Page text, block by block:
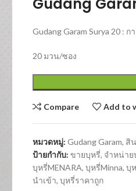
Gudang Garam Surya 20 :
20 มวน/ซอง
Compare Add to
หมวดหมู่: Gudang Garam, สิ
ป้ายกำกับ: ขายบุหรี่, จำหน่าย
บุหรี่MENARA, บุหรี่Minna, บุ
นำเข้า, บุหรี่ราคาถูก